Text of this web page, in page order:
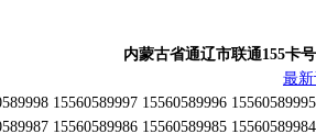
内蒙古省通辽市联通155卡
最
15560589888 15560589887 15560589886 15560589885 15560589884 15560589883 15560589882 15560589881 15560589880 15560589879 15560589878 15560589877 15560589876 15560589875 15560589874 15560589873 15560589872 15560589871 15560589870 15560589869 15560589868 15560589867 15560589866 15560589865 15560589864 15560589863 15560589862 15560589861 15560589860 15560589859 15560589858 15560589857 15560589856 15560589855 15560589854 15560589853 15560589852 15560589851 15560589850 15560589849 15560589848 15560589847 15560589846 15560589845 15560589844 15560589843 15560589842 15560589841 15560589840 15560589839 15560589838 15560589837 15560589836 15560589835 15560589834 15560589833 15560589832 15560589831 15560589830 15560589829 15560589828 15560589827 15560589826 15560589825 15560589824 15560589823 15560589822 15560589821 15560589820 15560589819 15560589818 15560589817 15560589816 15560589815 15560589814 15560589813 15560589812 15560589811 15560589810 15560589809 15560589808 15560589807 15560589806 15560589805 15560589804 15560589803 15560589802 15560589801 15560589800 15560589799 15560589798 15560589797 15560589796 15560589795 15560589794 15560589793 15560589792 15560589791 15560589790 15560589789 15560589788 15560589787 15560589786 15560589785 15560589784 15560589783 15560589782 15560589781 15560589780 15560589779 15560589778 15560589777 15560589776 15560589775 15560589774 15560589773 15560589772 15560589771 15560589770 15560589769 15560589768 15560589767 15560589766 15560589765 15560589764 15560589763 15560589762 15560589761 15560589760 15560589759 15560589758 15560589757 15560589756 15560589755 15560589754 15560589753 15560589752 15560589751 15560589750 15560589749 15560589748 15560589747 15560589746 15560589745 15560589744 15560589743 15560589742 15560589741 15560589740 15560589739 15560589738 15560589737 15560589736 15560589735 15560589734 15560589733 15560589732 15560589731 15560589730 15560589729 15560589728 15560589727 15560589726 15560589725 15560589724 15560589723 15560589722 15560589721 15560589720 15560589719 15560589718 15560589717 15560589716 15560589715 15560589714 15560589713 15560589712 15560589711 15560589710 15560589709 15560589708 15560589707 15560589706 15560589705 15560589704 15560589703 15560589702 15560589701 15560589700 15560589699 15560589698 15560589697 15560589696 15560589695 15560589694 15560589693 15560589692 15560589691 15560589690 15560589689 15560589688 15560589687 15560589686 15560589685 15560589684 15560589683 15560589682 15560589681 15560589680 15560589679 15560589678 15560589677 15560589676 15560589675 15560589674 15560589673 15560589672 15560589671 15560589670 15560589669 15560589668 15560589667 15560589666 15560589665 15560589664 15560589663 15560589662 15560589661 15560589660 15560589659 15560589658 15560589657 15560589656 15560589655 15560589654 15560589653 15560589652 15560589651 15560589650 15560589649 15560589648 15560589647 15560589646 15560589645 15560589644 15560589643 15560589642 15560589641 15560589640 15560589639 15560589638 15560589637 15560589636 15560589635